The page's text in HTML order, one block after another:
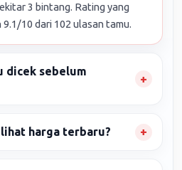
3 bintang. Rating yang
10 dari 102 ulasan tamu.
dicek sebelum
harga terbaru?